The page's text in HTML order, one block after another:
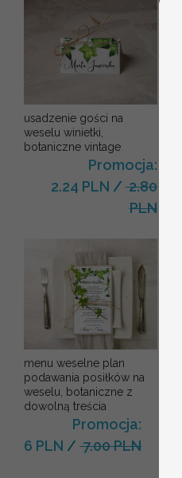
usadzenie gości na
weselu winietki,
botaniczne vintage
Promocja:
2.24 PLN /2.80
PLN
menu weselne plan
podawania posiłków na
weselu, botaniczne z
dowolną treścia
Promocja:
6 PLN /7.00 PLN